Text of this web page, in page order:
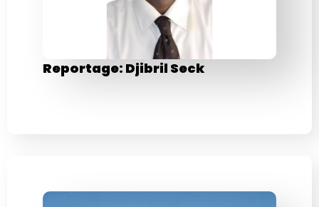
Reportage: Djibril Seck